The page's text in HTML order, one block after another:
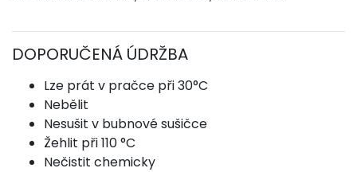
DOPORUČENÁ ÚDRŽBA
Lze prát v pračce při 30°C
Nebělit
Nesušit v bubnové sušičce
Žehlit při 110 °C
Nečistit chemicky